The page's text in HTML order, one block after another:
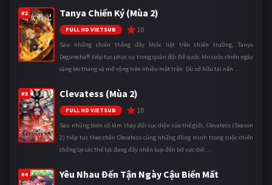
#2 Tanya Chiến Ký (Mùa 2)
FULL HD VIETSUB 10
Sau những chiến thắng đầy khốc liệt trên chiến trường, Tanya
Degurechaff tiếp tục phục vụ trong quân đội Đế quốc khi cuộc chiến ngày
càng leo thang và mở rộng trên nhiều mặt trận. Dù sở hữu tài năn ...
#3 Clevatess (Mùa 2)
FULL HD VIETSUB 10
Sau những biến cố làm thay đổi cục diện của thế giới, Clevatess (Season
2) tiếp tục theo chân Clevatess cùng những đồng minh trong cuộc chiến
chống lại các thế lực đang đẩy nhân loại đến bờ vực diệ ...
#4 Yêu Nhau Đến Tận Ngày Cậu Biến Mất